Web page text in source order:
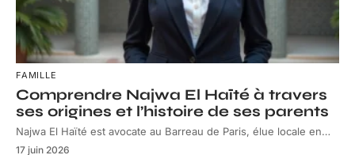
FAMILLE
Comprendre Najwa El Haïté à travers
ses origines et l’histoire de ses parents
Najwa El Haïté est avocate au Barreau de Paris, élue locale en…
17 juin 2026